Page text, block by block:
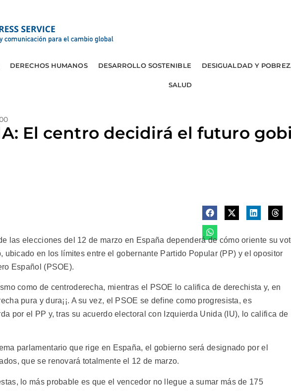
DERECHOS HUMANOS DESARROLLO SOSTENIBLE DESIGUALDAD Y
SALUD
El centro decidirá el futuro
las elecciones del 12 de marzo en España dependerá de cómo oriente su
ubicado en los límites entre el gobernante Partido Popular (PP) y el opositor
Español (PSOE).
como de centroderecha, mientras el PSOE lo califica de derechista y, en
pura y dura¡¡. A su vez, el PSOE se define como progresista, es
por el PP y, tras su acuerdo electoral con Izquierda Unida (IU), lo califica de
parlamentario que rige en España, el gobierno será designado por el
que se renovará totalmente el 12 de marzo.
lo más probable es que el vencedor no llegue a sumar más de 175